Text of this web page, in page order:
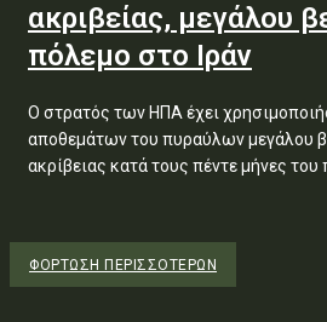
ακριβείας, μεγάλου
πόλεμο στο Ιράν
Ο στρατός των ΗΠΑ έχει
αποθεμάτων του πυραύλων μεγάλου
ακρίβειας κατά τους πέντε μήνες του
ΦΌΡΤΩΣΗ ΠΕΡΙΣΣΟΤΈΡΩΝ